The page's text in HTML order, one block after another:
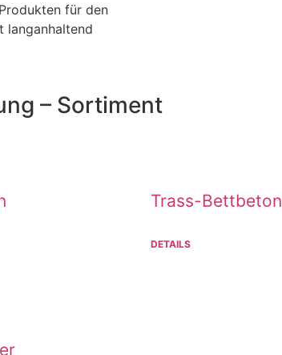
für den
langanhaltend
– Sortiment
Trass-Bettbeton
DETAILS